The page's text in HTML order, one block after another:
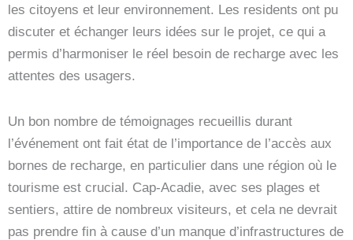
les citoyens et leur environnement. Les residents ont pu
discuter et échanger leurs idées sur le projet, ce qui a
permis d’harmoniser le réel besoin de recharge avec les
attentes des usagers.
Un bon nombre de témoignages recueillis durant
l’événement ont fait état de l’importance de l’accès aux
bornes de recharge, en particulier dans une région où le
tourisme est crucial. Cap-Acadie, avec ses plages et
sentiers, attire de nombreux visiteurs, et cela ne devrait
pas prendre fin à cause d’un manque d’infrastructures de